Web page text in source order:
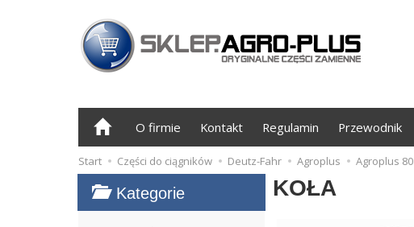
O firmie Kontakt Regulamin Przewodnik
Start Części do ciągników Deutz-Fahr Agroplus Agroplus 80
KOŁA
Kategorie